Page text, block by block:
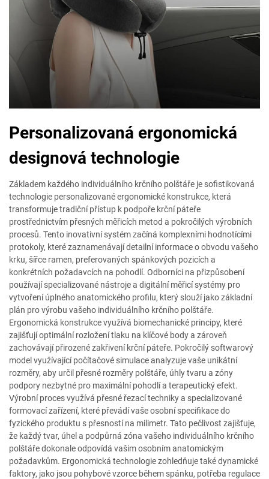
Personalizovaná ergonomická
designová technologie
Základem každého individuálního krčního polštáře je sofistikovaná
technologie personalizované ergonomické konstrukce, která
transformuje tradiční přístup k podpoře krční páteře
prostřednictvím přesných měřicích metod a pokročilých výrobních
procesů. Tento inovativní systém začíná komplexními hodnotícími
protokoly, které zaznamenávají detailní informace o obvodu vašeho
krku, šířce ramen, preferovaných spánkových pozicích a
konkrétních požadavcích na pohodlí. Odborníci na přizpůsobení
používají specializované nástroje a digitální měřicí systémy pro
vytvoření úplného anatomického profilu, který slouží jako základní
plán pro výrobu vašeho individuálního krčního polštáře.
Ergonomická konstrukce využívá biomechanické principy, které
zajišťují optimální rozložení tlaku na klíčové body a zároveň
zachovávají přirozené zakřivení krční páteře. Pokročilý softwarový
model využívající počítačové simulace analyzuje vaše unikátní
rozměry, aby určil přesné rozměry polštáře, úhly tvaru a zóny
podpory nezbytné pro maximální pohodlí a terapeutický efekt.
Výrobní proces využívá přesné řezací techniky a specializované
formovací zařízení, které převádí vaše osobní specifikace do
fyzického produktu s přesností na milimetr. Tato pečlivost zajišťuje,
že každý tvar, úhel a podpůrná zóna vašeho individuálního krčního
polštáře dokonale odpovídá vašim osobním anatomickým
požadavkům. Ergonomická technologie zohledňuje také dynamické
faktory, jako jsou pohybové vzorce během spánku, potřeba regulace